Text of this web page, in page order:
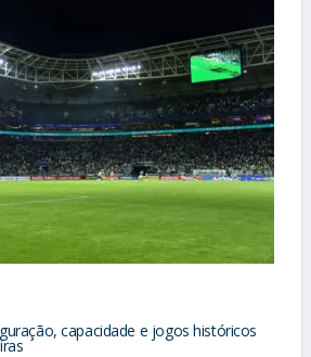
capacidade e jogos históricos